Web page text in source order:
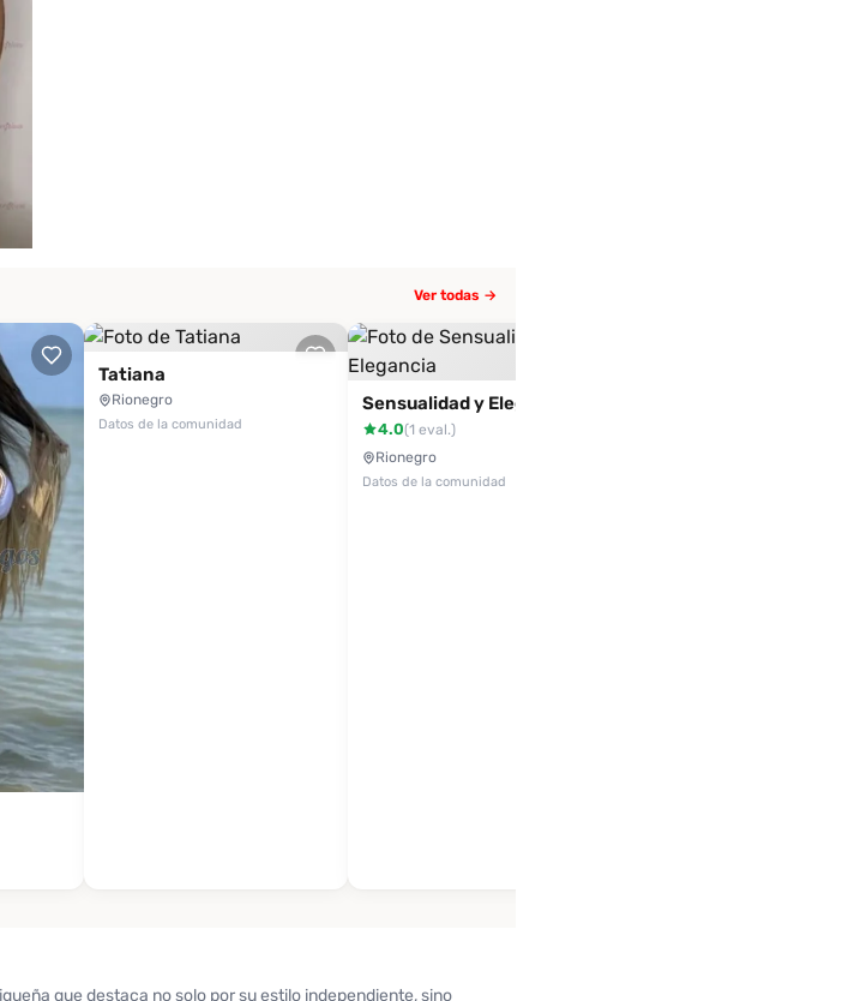
Ver todas →
Tatiana
Rionegro
Datos de la comunidad
Sensualidad y Elegancia
4.0(1 eval.)
Rionegro
Datos de la comunidad
que destaca no solo por su estilo independiente, sino